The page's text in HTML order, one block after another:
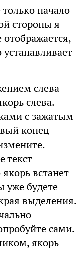
начало
стороны я
слева
слева.
с зажатым
конец
текст
встанет
уже будете
выделения.
сами.
якорь